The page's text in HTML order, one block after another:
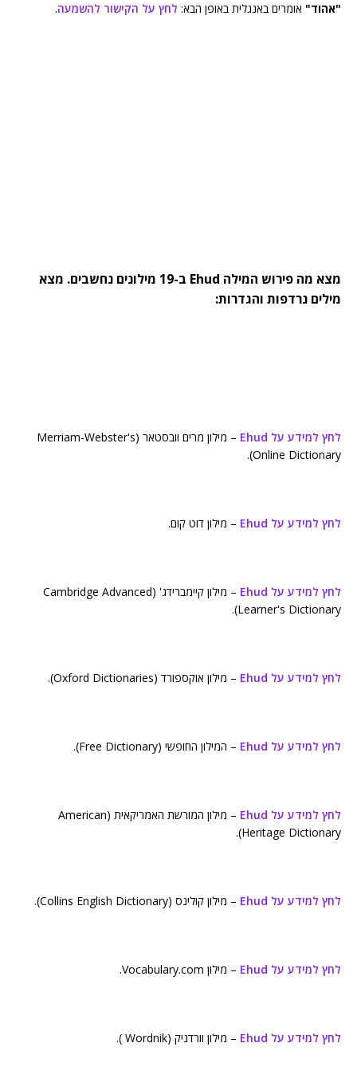
"אהוד" אומרים באנגלית באופן הבא: לחץ על הקישור להשמעה.
מצא מה פירוש המילה Ehud ב-19 מילונים נחשבים. מצא
מילים נרדפות והגדרות:
לחץ למידע על Ehud
– מילון מרים וובסטאר (Merriam-Webster's
Online Dictionary).
לחץ למידע על Ehud – מילון דוט קום.
לחץ למידע על Ehud
– מילון קיימברידג' (Cambridge Advanced
Learner's Dictionary).
לחץ למידע על Ehud – מילון אוקספורד (Oxford Dictionaries).
לחץ למידע על Ehud – המילון החופשי (Free Dictionary).
לחץ למידע על Ehud
– מילון המורשת האמריקאית (American
Heritage Dictionary).
לחץ למידע על Ehud – מילון קולינס (Collins English Dictionary).
לחץ למידע על Ehud – מילון Vocabulary.com.
לחץ למידע על Ehud – מילון וורדניק (Wordnik ).